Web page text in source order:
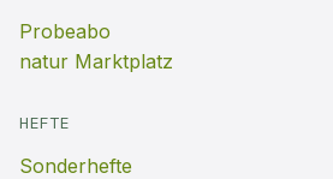
Probeabo
natur Marktplatz
HEFTE
Sonderhefte